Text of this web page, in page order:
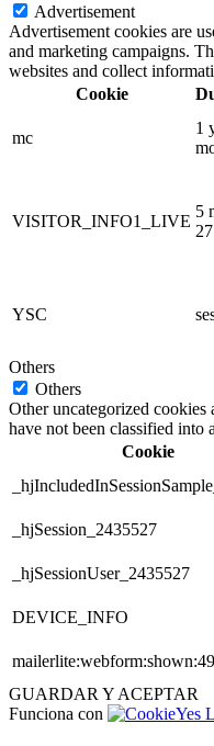
Advertisement
Advertisement cookies are
and marketing campaigns.
websites and collect
Cookie
mc
1
VISITOR_INFO1_LIVE
5
YSC
Others
Others
Other uncategorized cookies
have not been classified into
Cookie
_hjSession_2435527
_hjSessionUser_2435527
DEVICE_INFO
GUARDAR Y ACEPTAR
Funciona con